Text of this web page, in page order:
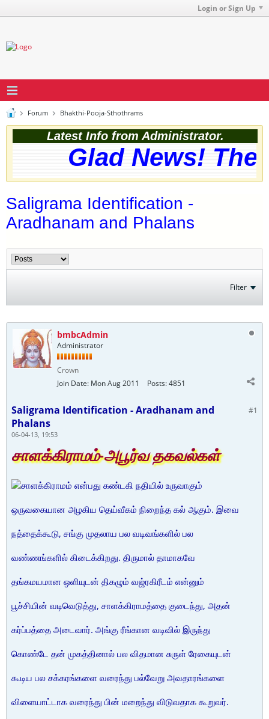
Login or Sign Up
Forum Bhakthi-Pooja-Sthothrams
Latest Info from Administrator.
Glad News! The
Saligrama Identification -
Aradhanam and Phalans
Filter
bmbcAdmin
Administrator
Crown
Join Date: Mon Aug 2011 Posts:4851
#1
Saligrama Identification - Aradhanam and
Phalans
06-04-13, 19:53
சாளக்கிராமம்-அபூர்வ தகவல்கள்
சாளக்கிராமம் என்பது கண்டகி நதியில் உருவாகும்
ஒருவகையான அழகிய தெய்வீகம் நிறைந்த கல் ஆகும். இவை
நத்தைக்கூடு, சங்கு முதலாய பல வடிவங்களில் பல
வண்ணங்களில் கிடைக்கிறது. திருமால் தாமாகவே
தங்கமயமான ஒளியுடன் திகழும் வஜ்ரகிரீடம் என்னும்
பூச்சியின் வடிவெடுத்து, சாளக்கிராமத்தை குடைந்து, அதன்
கர்ப்பத்தை அடைவார். அங்கு ரீங்கான வடிவில் இருந்து
கொண்டே தன் முகத்தினால் பல விதமான சுருள் ரேகையுடன்
கூடிய பல சக்கரங்களை வரைந்து பல்வேறு அவதாரங்களை
விளையாட்டாக வரைந்து பின் மறைந்து விடுவதாக கூறுவர்.